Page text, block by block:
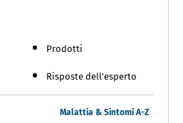
Prodotti
Risposte dell'esperto
Malattia & Sintomi A-Z